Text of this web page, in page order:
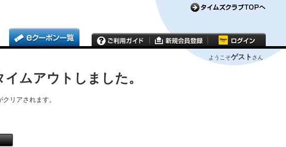
ようこそゲスト さん
ムアウトしました。
リアされます。